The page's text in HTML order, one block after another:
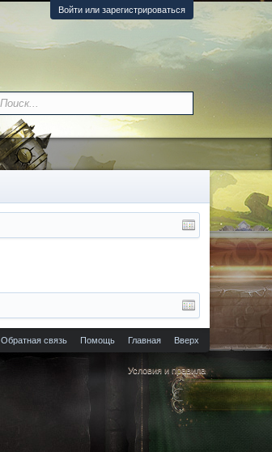
Войти или зарегистрироваться
Обратная связь Помощь Главная Вверх
Условия и правила